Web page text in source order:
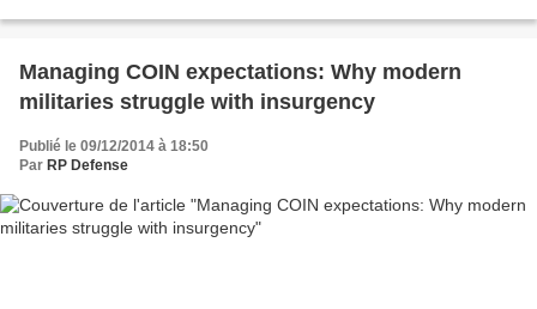
Managing COIN expectations: Why modern
militaries struggle with insurgency
Publié le 09/12/2014 à 18:50
Par RP Defense